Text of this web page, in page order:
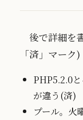
後で詳細を
「済」マーク)
PHP5.2.0
が違う(済)
プール。火